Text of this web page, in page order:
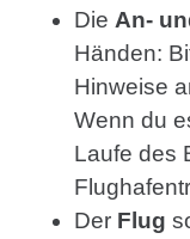
Die An-
Händen:
Hinweise
Wenn du
Laufe des
Der Flug